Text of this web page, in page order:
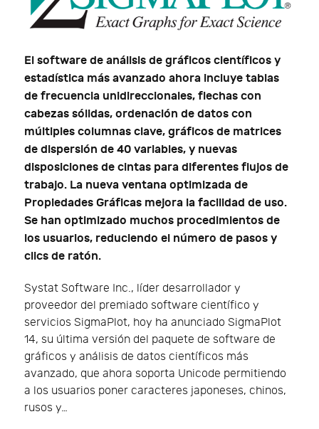
El software de análisis de gráficos científicos y
estadística más avanzado ahora incluye tablas
de frecuencia unidireccionales, flechas con
cabezas sólidas, ordenación de datos con
múltiples columnas clave, gráficos de matrices
de dispersión de 40 variables, y nuevas
disposiciones de cintas para diferentes flujos de
trabajo. La nueva ventana optimizada de
Propiedades Gráficas mejora la facilidad de uso.
Se han optimizado muchos procedimientos de
los usuarios, reduciendo el número de pasos y
clics de ratón.
Systat Software Inc., líder desarrollador y
proveedor del premiado software científico y
servicios SigmaPlot, hoy ha anunciado SigmaPlot
14, su última versión del paquete de software de
gráficos y análisis de datos científicos más
avanzado, que ahora soporta Unicode permitiendo
a los usuarios poner caracteres japoneses, chinos,
rusos y…